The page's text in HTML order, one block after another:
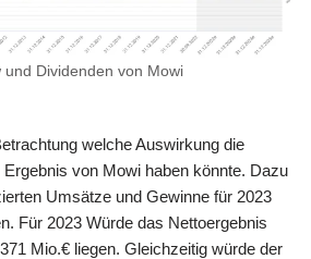
Dividenden von Mowi
welche Auswirkung die
von Mowi haben könnte. Dazu
Umsätze und Gewinne für 2023
Für 2023 Würde das Nettoergebnis
Mio.€ liegen. Gleichzeitig würde der